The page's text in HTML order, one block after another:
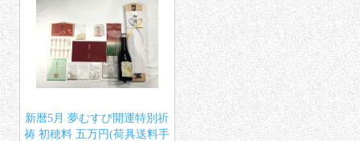
新暦5月 夢むすび開運特別祈
祷 初穂料 五万円(荷具送料手